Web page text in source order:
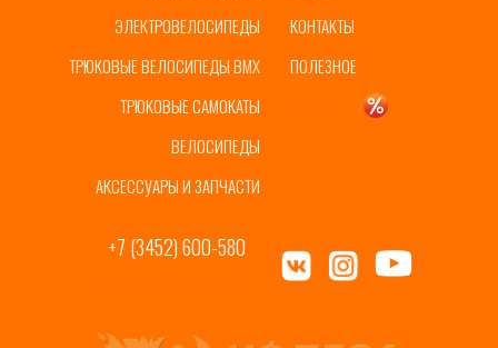
ЭЛЕКТРОВЕЛОСИПЕДЫ
ТРЮКОВЫЕ ВЕЛОСИПЕДЫ BMX
АКСЕССУАРЫ И ЗАПЧАСТИ
КОНТАКТЫ
+7 (3452) 600-580
ПОЛЕЗНОЕ
ТРЮКОВЫЕ САМОКАТЫ
ВЕЛОСИПЕДЫ